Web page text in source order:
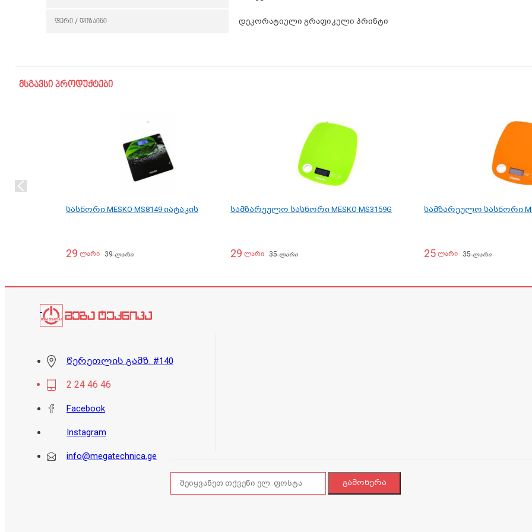
ფერი / დიზაინი დეკორატიული გრაფიკული პრინტი
მსგავსი პროდუქტები
სასწორი MESKO MS8149 იატაკის
29 ლარი 39ლარი
სამზარეულო სასწორი MESKO MS3159G
29 ლარი 35ლარი
სამზარეულო სასწორი
25 ლარი 35ლარი
წერეთლის გამზ. #140
2 24 46 46
Facebook
Instagram
info@megatechnica.ge